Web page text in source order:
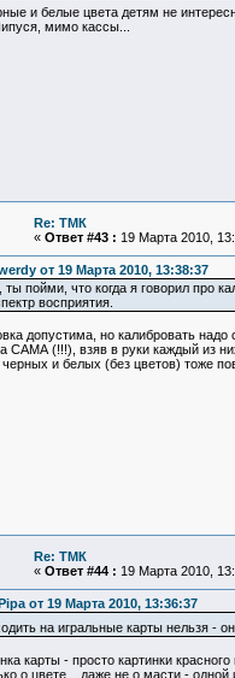
и белые цвета детям не
мимо кассы...
Re: ТМК
« Ответ #43 : 19 Марта 2010,
от 19 Марта 2010, 13:38:37
ты пойми, что когда я говорил про
восприятия.
допустима, но калибровать надо
САМА (!!!), взяв в руки каждый из
и белых (без цветов) тоже
Re: ТМК
« Ответ #44 : 19 Марта 2010,
от 19 Марта 2010, 13:36:37
на игральные карты нельзя -
карты - просто картинки
о цвете... даже не о масти - одной